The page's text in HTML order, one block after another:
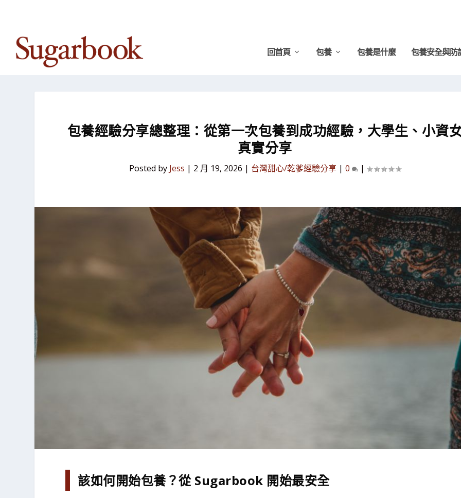
回首頁 包養 包養是什麼 包養安全與防
包養經驗分享總整理：從第一次包養到成功經驗，大學生、小資
真實分享
Posted by Jess | 2 月 19, 2026 | 台灣甜心/乾爹經驗分享| 0 |
該如何開始包養？從 Sugarbook 開始最安全